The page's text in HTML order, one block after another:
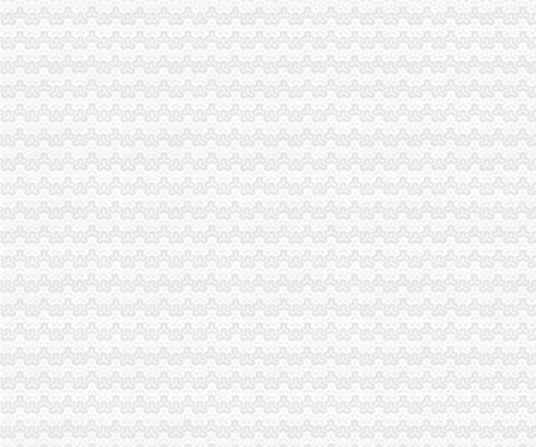
经开区西洽会79个项目签约总投资达352.3亿元-新闻频道-西部网（
经开区汤桃路口附近注册公司的增资验资的代账选小江_志趣网
成都经开区掀起工业投资增资热潮_新闻中心_新浪网
中新网湖北湖北新闻网武汉临空港经开区14个项目集体开工总投资56
铜陵经开区铜基新材料产业发展基金新增资5亿元铜资讯-有金属新闻-
经开区27个项目集中开工和投产-市场-芜湖乐居网
天合东方增资建设气囊生产线经开区汽车产业链完善-新闻频道-华商网
经开区开启“基金+项目”PPP合作运营模式_河北新闻网
岳经开区集中签约73个项目总投资达339亿元-市州精选-湖南在线-
哈经开区多种形式助企业拓展融资渠道--哈尔滨新闻网
长沙经开区年产值超10亿元企业达19家_湖南频道_红网
长沙经开区引进10余招商项目年产值可增600亿_湖南频道_红网
【专业代办郑州经开区增资验资出具验资报告财务审计报告】-郑州经
临空港经开区一日签约十个产业项目?“力动力”成为其共同点_
经开区公司增资
2017井冈山经开区发展建设回眸———十大亮点刷出幸福感_中国吉安网
[公告]15望经开：望城经开区建设开发公司跟踪评级报告-[中财网]
国务院发文支持符合条件的国家级经开区企业上市_东方财富网